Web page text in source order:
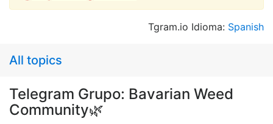
Tgram.io Idioma: Spanish
All topics
Telegram Grupo: Bavarian Weed
Community🌿